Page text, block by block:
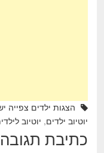
הצגות ילדים צפייה
יוטיוב ילדים, יוטיוב
כתיבת תגובה